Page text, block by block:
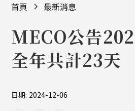
首頁 最新消息
MECO公告
全年共計23天
日期: 2024-12-06